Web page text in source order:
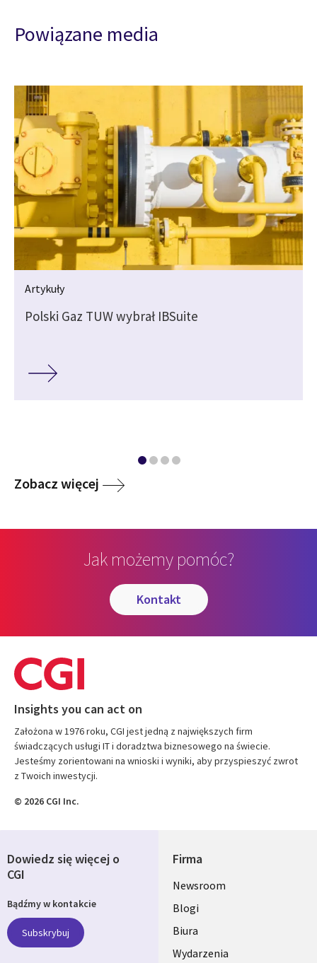
Powiązane media
Artykuły
Polski Gaz TUW wybrał IBSuite
Zobacz więcej Media
Jak możemy pomóc?
kontakt
Insights you can act on
Założona w 1976 roku, CGI jest jedną z największych firm
świadczących usługi IT i doradztwa biznesowego na świecie.
Jesteśmy zorientowani na wnioski i wyniki, aby przyspieszyć zwrot
z Twoich inwestycji.
© 2026 CGI Inc.
Firma
Useful
links
SECTIONS
Newsroom
Blogi
Biura
Wydarzenia
Dowiedz się więcej o
CGI
Bądźmy w kontakcie
Subskrybuj